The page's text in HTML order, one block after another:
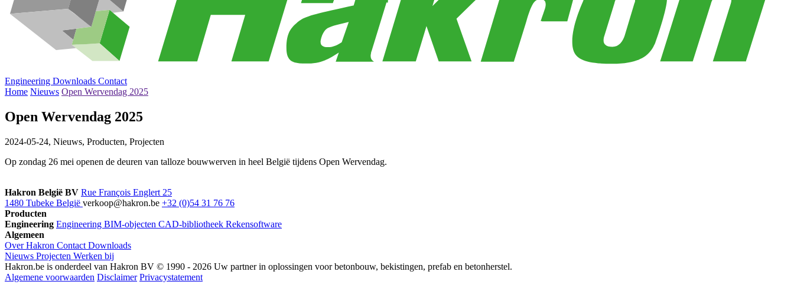
Engineering Downloads Contact
Home Nieuws Open Wervendag 2025
Open Wervendag 2025
2024-05-24, Nieuws, Producten, Projecten
Op zondag 26 mei openen de deuren van talloze bouwwerven in heel België tijdens Open Wervendag.
Hakron België BV Rue François Englert 25
1480 Tubeke België verkoop@hakron.be +32 (0)54 31 76 76
Producten
Engineering Engineering BIM-objecten CAD-bibliotheek Rekensoftware
Algemeen
Over Hakron Contact Downloads
Nieuws Projecten Werken bij
Hakron.be is onderdeel van Hakron BV © 1990 - 2026 Uw partner in oplossingen voor betonbouw, bekistingen, prefab en betonherstel.
Algemene voorwaarden Disclaimer Privacystatement